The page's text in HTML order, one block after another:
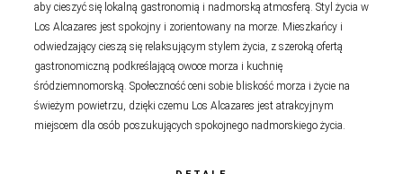
aby cieszyć się lokalną gastronomią i nadmorską atmosferą. Styl życia w
Los Alcazares jest spokojny i zorientowany na morze. Mieszkańcy i
odwiedzający cieszą się relaksującym stylem życia, z szeroką ofertą
gastronomiczną podkreślającą owoce morza i kuchnię
śródziemnomorską. Społeczność ceni sobie bliskość morza i życie na
świeżym powietrzu, dzięki czemu Los Alcazares jest atrakcyjnym
miejscem dla osób poszukujących spokojnego nadmorskiego życia.